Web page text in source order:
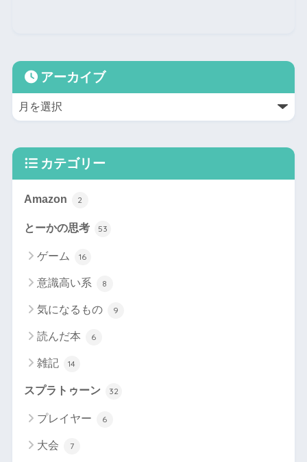
アーカイブ
カテゴリー
Amazon 2
とーかの思考 53
ゲーム 16
意識高い系 8
気になるもの 9
読んだ本 6
雑記 14
スプラトゥーン 32
プレイヤー 6
大会 7